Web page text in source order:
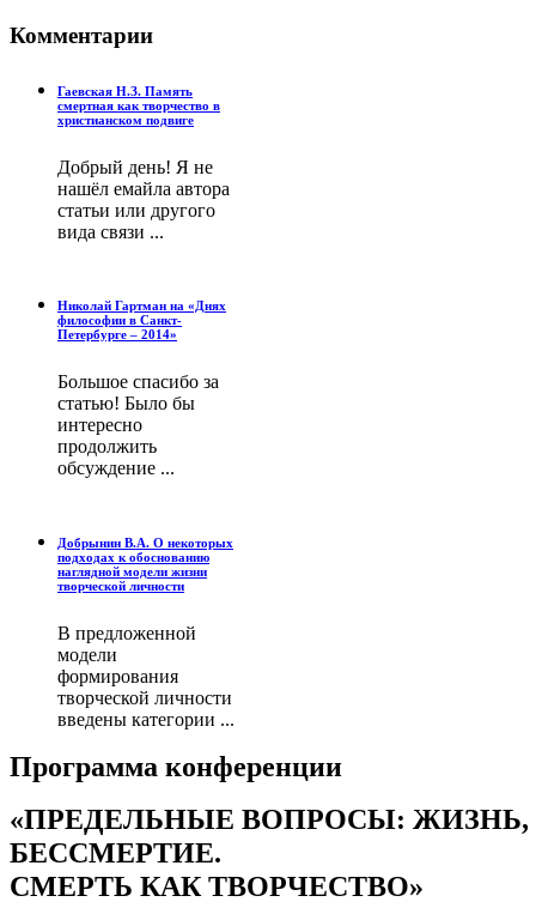
Комментарии
Гаевская Н.З. Память
смертная как творчество в
христианском подвиге
Добрый день! Я не
нашёл емайла автора
статьи или другого
вида связи ...
Николай Гартман на «Днях
философии в Санкт-
Петербурге – 2014»
Большое спасибо за
статью! Было бы
интересно
продолжить
обсуждение ...
Добрынин В.А. О некоторых
подходах к обоснованию
наглядной модели жизни
творческой личности
В предложенной
модели
формирования
творческой личности
введены категории ...
Программа конференции
«ПРЕДЕЛЬНЫЕ ВОПРОСЫ: ЖИЗНЬ,
БЕССМЕРТИЕ.
СМЕРТЬ КАК ТВОРЧЕСТВО»